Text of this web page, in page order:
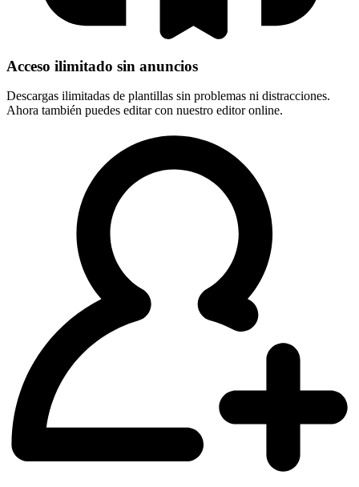
Acceso ilimitado sin anuncios
Descargas ilimitadas de plantillas sin problemas ni distracciones.
Ahora también puedes editar con nuestro editor online.